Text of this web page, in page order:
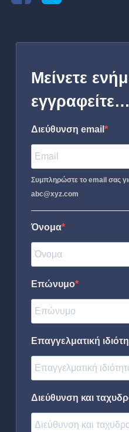
Μείνετε
εγγραφείτε…
Διεύθυνση email
Συμπληρώστε το email σας
abc@xyz.com
Όνομα
Επώνυμο
Επαγγελματική
Διεύθυνση και